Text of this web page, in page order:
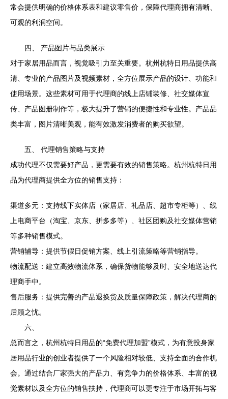
常会提供明确的价格体系表和建议零售价，保障代理商拥有清晰、
可观的利润空间。
四、 产品图片与品类展示
对于家居用品而言，视觉吸引力至关重要。杭州杭特日用品提供高
清、专业的产品图片及视频素材，全方位展示产品的设计、功能和
使用场景。这些素材可用于代理商的线上店铺装修、社交媒体宣
传、产品图册制作等，极大提升了营销的便捷性和专业性。产品品
类丰富，图片清晰美观，能有效激发消费者的购买欲望。
五、 代理销售策略与支持
成功代理不仅需要好产品，更需要有效的销售策略。杭州杭特日用
品为代理商提供全方位的销售支持：
渠道多元：支持线下实体店（家居店、礼品店、超市专柜等）、线
上电商平台（淘宝、京东、拼多多等）、社区团购及社交媒体营销
等多种销售模式。
营销辅导：提供节假日促销方案、线上引流策略等营销指导。
物流配送：建立高效物流体系，确保货物能够及时、安全地送达代
理商手中。
售后服务：提供完善的产品退换货及质量保障政策，解决代理商的
后顾之忧。
六、
总而言之，杭州杭特日用品的“免费代理加盟”模式，为有意投身家
居用品行业的创业者提供了一个风险相对较低、支持全面的合作机
会。通过结合厂家强大的产品力、有竞争力的价格体系、丰富的视
觉素材以及全方位的销售扶持，代理商可以更专注于市场开拓与客